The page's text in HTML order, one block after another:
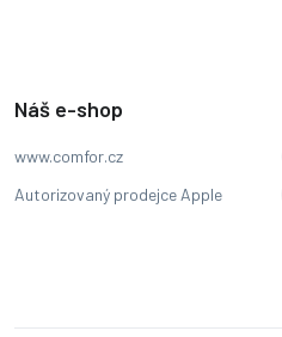
Náš e-shop
www.comfor.cz
Autorizovaný prodejce Apple